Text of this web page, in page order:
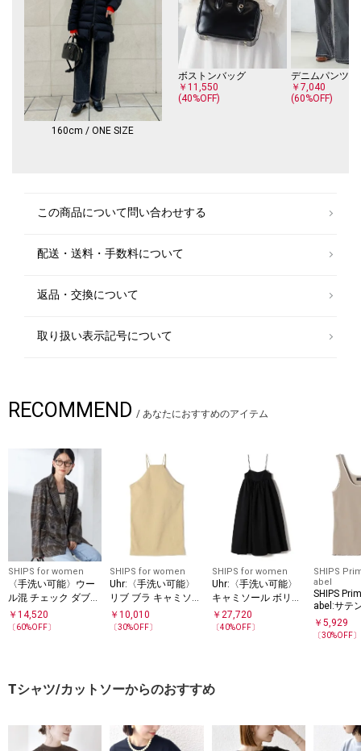
160cm / ONE SIZE
ボストンバッグ
￥11,550
(40%OFF)
デニムパンツ
￥7,040
(60%OFF)
この商品について問い合わせする
配送・送料・手数料について
返品・交換について
取り扱い表示記号について
RECOMMEND / あなたにおすすめのアイテム
SHIPS for women
〈手洗い可能〉ウー
ル混 チェック ダブル
ボタン ジャケット
￥ 14,520
〔60%OFF〕
SHIPS for women
Uhr:〈手洗い可能〉
リブ ブラ キャミソー
ル
￥10,010
〔30%OFF〕
SHIPS for women
Uhr:〈手洗い可能〉
キャミソール ボリュ
ーム ドレス
￥ 27,720
〔40%OFF〕
SHIPS
abel
SHIPS
abel:サテ
グ リブ
￥5,929
〔30%OFF〕
Tシャツ/カットソーからのおすすめ